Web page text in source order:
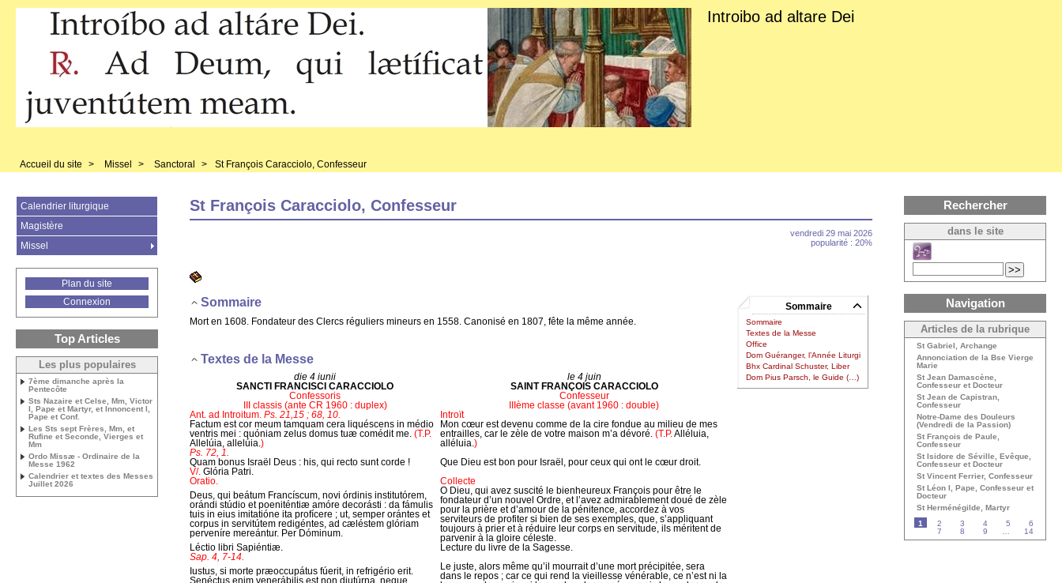
Introibo ad altare Dei
Accueil du site > Missel > Sanctoral > St François Caracciolo, Confesseur
St François Caracciolo, Confesseur
vendredi 29 mai 2026
popularité : 20%
Sommaire
Sommaire
Textes de la Messe
Office
Dom Guéranger, l’Année Liturgi
Bhx Cardinal Schuster, Liber
Dom Pius Parsch, le Guide (…)
Sommaire
Mort en 1608. Fondateur des Clercs réguliers mineurs en 1558. Canonisé en 1807, fête la même année.
Textes de la Messe
die 4 iunii
le 4 juin
SANCTI FRANCISCI CARACCIOLO
SAINT FRANÇOIS CARACCIOLO
Confessoris
Confesseur
III classis (ante CR 1960 : duplex)
IIIème classe (avant 1960 : double)
Ant. ad Introitum. Ps. 21,15 ; 68, 10.
Introït
Factum est cor meum tamquam cera liquéscens in médio
ventris mei : quóniam zelus domus tuæ comédit me. (T.P.
Allelúia, allelúia.)
Mon cœur est devenu comme de la cire fondue au milieu de mes
entrailles, car le zèle de votre maison m’a dévoré. (T.P.Alléluia,
alléluia.)
Ps. 72, 1.
Quam bonus Israël Deus : his, qui recto sunt corde !
Que Dieu est bon pour Israël, pour ceux qui ont le cœur droit.
V/. Glória Patri.
Oratio.
Collecte
Deus, qui beátum Francíscum, novi órdinis institutórem,
orándi stúdio et poeniténtiæ amóre decorásti : da fámulis
tuis in eius imitatióne ita profícere ; ut, semper orántes et
corpus in servitútem redigéntes, ad cæléstem glóriam
perveníre mereántur. Per Dóminum.
O Dieu, qui avez suscité le bienheureux François pour être le
fondateur d’un nouvel Ordre, et l’avez admirablement doué de zèle
pour la prière et d’amour de la pénitence, accordez à vos
serviteurs de profiter si bien de ses exemples, que, s’appliquant
toujours à prier et à réduire leur corps en servitude, ils méritent de
parvenir à la gloire céleste.
Léctio libri Sapiéntiæ.
Lecture du livre de la Sagesse.
Sap. 4, 7-14.
Iustus, si morte præoccupátus fúerit, in refrigério erit.
Senéctus enim venerábilis est non diutúrna, neque
Le juste, alors même qu’il mourrait d’une mort précipitée, sera
dans le repos ; car ce qui rend la vieillesse vénérable, ce n’est ni la
Calendrier liturgique
Magistère
Missel
Plan du site
Connexion
Top Articles
Les plus populaires
7ème dimanche après la
Pentecôte
Sts Nazaire et Celse, Mm, Victor
I, Pape et Martyr, et Innoncent I,
Pape et Conf.
Les Sts sept Frères, Mm, et
Rufine et Seconde, Vierges et
Mm
Ordo Missæ - Ordinaire de la
Messe 1962
Calendrier et textes des Messes
Juillet 2026
Rechercher
dans le site
Navigation
Articles de la rubrique
St Gabriel, Archange
Annonciation de la Bse Vierge
Marie
St Jean Damascène,
Confesseur et Docteur
St Jean de Capistran,
Confesseur
Notre-Dame des Douleurs
(Vendredi de la Passion)
St François de Paule,
Confesseur
St Isidore de Séville, Evêque,
Confesseur et Docteur
St Vincent Ferrier, Confesseur
St Léon I, Pape, Confesseur et
Docteur
St Herménégilde, Martyr
1
2 3 4 5
6
7
8 9 14